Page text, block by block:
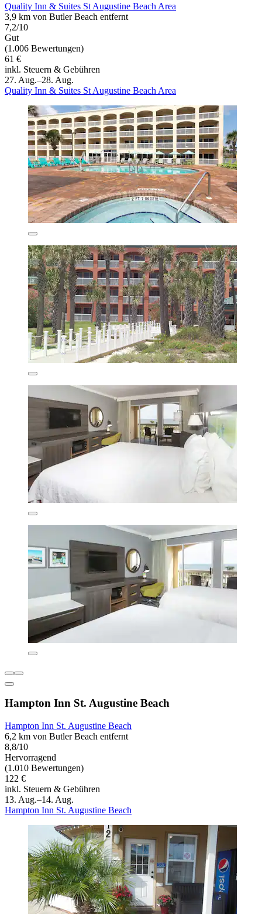
Quality Inn & Suites St Augustine Beach Area
3,9 km von Butler Beach entfernt
7,2/10
Gut
(1.006 Bewertungen)
61 €
inkl. Steuern & Gebühren
27. Aug.–28. Aug.
Quality Inn & Suites St Augustine Beach Area
Hampton Inn St. Augustine Beach
Hampton Inn St. Augustine Beach
6,2 km von Butler Beach entfernt
8,8/10
Hervorragend
(1.010 Bewertungen)
122 €
inkl. Steuern & Gebühren
13. Aug.–14. Aug.
Hampton Inn St. Augustine Beach